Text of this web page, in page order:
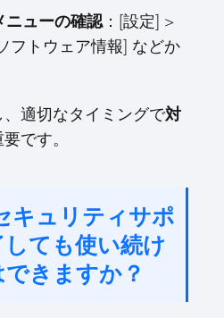
ューの確認：[設定] >
フトウェア情報] などか
適切なタイミングで対
です。
キュリティサポ
ても使い続け
きますか？